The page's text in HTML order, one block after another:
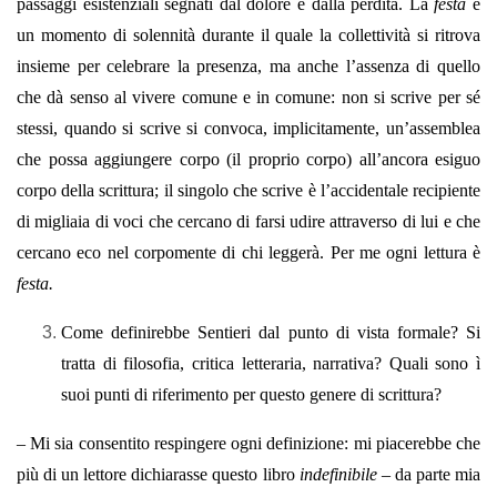
passaggi esistenziali segnati dal dolore e dalla perdita. Lafestaè
un momento di solennità durante il quale la collettività si ritrova
insieme per celebrare la presenza, ma anche l’assenza di quello
che dà senso al vivere comune e in comune: non si scrive per sé
stessi, quando si scrive si convoca, implicitamente, un’assemblea
che possa aggiungere corpo (il proprio corpo) all’ancora esiguo
corpo della scrittura; il singolo che scrive è l’accidentale recipiente
di migliaia di voci che cercano di farsi udire attraverso di lui e che
cercano eco nel corpomente di chi leggerà. Per me ogni lettura è
festa.
Come definirebbe Sentieri dal punto di vista formale? Si
tratta di filosofia, critica letteraria, narrativa? Quali sono ì
suoi punti di riferimento per questo genere di scrittura?
– Mi sia consentito respingere ogni definizione: mi piacerebbe che
più di un lettore dichiarasse questo libro indefinibile– da parte mia